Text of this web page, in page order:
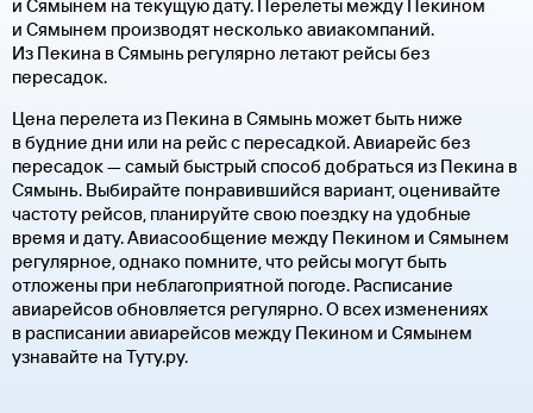
и Сямынем на текущую дату. Перелеты между Пекином
и Сямынем производят несколько авиакомпаний.
Из Пекина в Сямынь регулярно летают рейсы без
пересадок.
Цена перелета из Пекина в Сямынь может быть ниже
в будние дни или на рейс с пересадкой. Авиарейс без
пересадок — самый быстрый способ добраться из Пекина в
Сямынь. Выбирайте понравившийся вариант, оценивайте
частоту рейсов, планируйте свою поездку на удобные
время и дату. Авиасообщение между Пекином и Сямынем
регулярное, однако помните, что рейсы могут быть
отложены при неблагоприятной погоде. Расписание
авиарейсов обновляется регулярно. О всех изменениях
в расписании авиарейсов между Пекином и Сямынем
узнавайте на Туту.ру.